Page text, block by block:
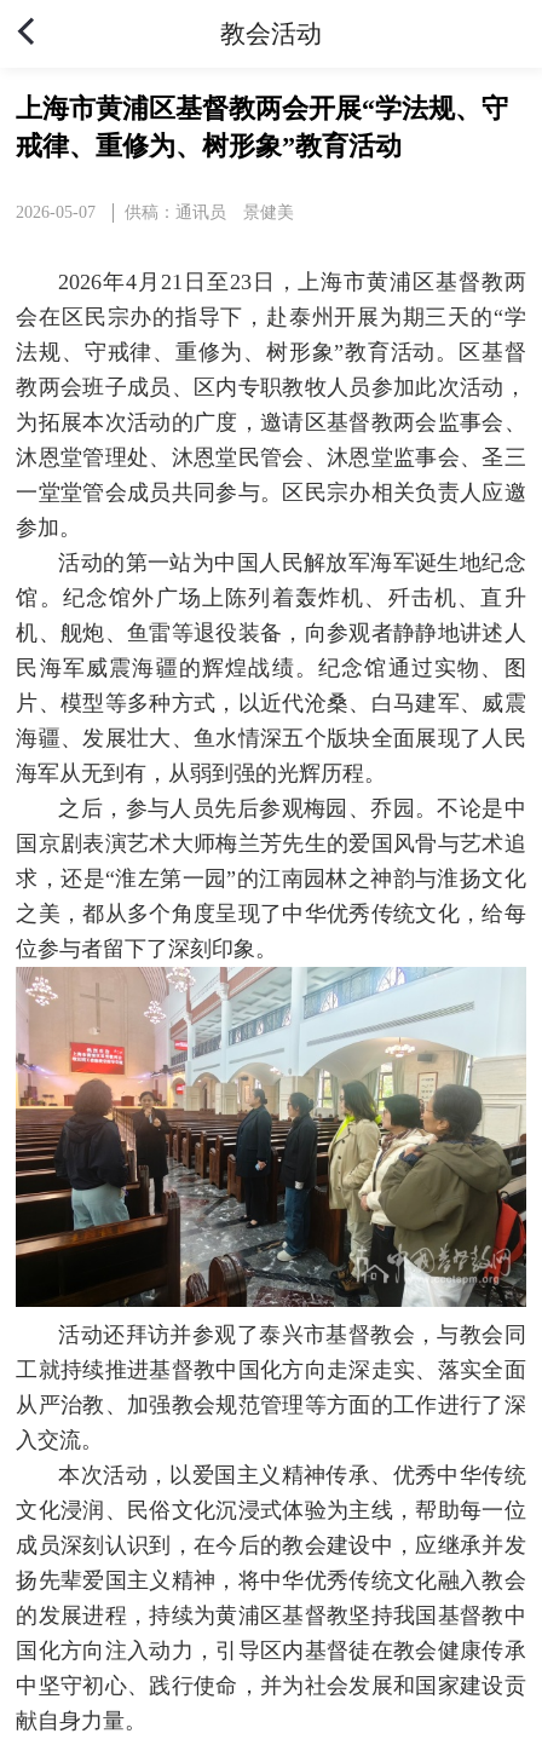
教会活动
上海市黄浦区基督教两会开展“学法规、守
戒律、重修为、树形象”教育活动
2026-05-07 供稿：通讯员 景健美
2026年4月21日至23日，上海市黄浦区基督教两
会在区民宗办的指导下，赴泰州开展为期三天的“学
法规、守戒律、重修为、树形象”教育活动。 区基督
教两会班子成员、区内专职教牧人员参加此次活动，
为拓展本次活动的广度，邀请区基督教两会监事会、
沐恩堂管理处、沐恩堂民管会、沐恩堂监事会、圣三
一堂堂管会成员共同参与。区民宗办相关负责人应邀
参加。
活动的第一站为中国人民解放军海军诞生地纪念
馆。纪念馆外广场上陈列着轰炸机、歼击机、直升
机、舰炮、鱼雷等退役装备，向参观者静静地讲述人
民海军威震海疆的辉煌战绩。纪念馆通过实物、图
片、模型等多种方式，以近代沧桑、白马建军、威震
海疆、发展壮大、鱼水情深五个版块全面展现了人民
海军从无到有，从弱到强的光辉历程。
之后，参与人员先后参观梅园、乔园。不论是中
国京剧表演艺术大师梅兰芳先生的爱国风骨与艺术追
求，还是“淮左第一园”的江南园林之神韵与淮扬文化
之美，都从多个角度呈现了中华优秀传统文化，给每
位参与者留下了深刻印象。
活动还拜访并参观了泰兴市基督教会，与教会同
工就持续推进基督教中国化方向走深走实、落实全面
从严治教、加强教会规范管理等方面的工作进行了深
入交流。
本次活动，以爱国主义精神传承、优秀中华传统
文化浸润、民俗文化沉浸式体验为主线，帮助每一位
成员深刻认识到，在今后的教会建设中，应继承并发
扬先辈爱国主义精神，将中华优秀传统文化融入教会
的发展进程，持续为黄浦区基督教坚持我国基督教中
国化方向注入动力，引导区内基督徒在教会健康传承
中坚守初心、践行使命，并为社会发展和国家建设贡
献自身力量。